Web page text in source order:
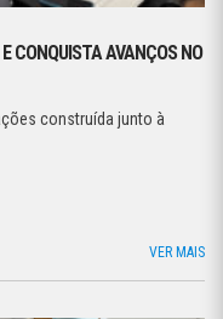
CONQUISTA AVANÇOS NO
construída junto à
VER MAIS